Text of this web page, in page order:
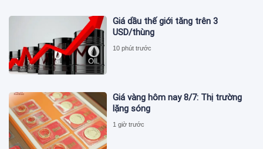
Giá dầu thế giới tăng trên 3
USD/thùng
10 phút trước
Giá vàng hôm nay 8/7: Thị trường
lặng sóng
1 giờ trước